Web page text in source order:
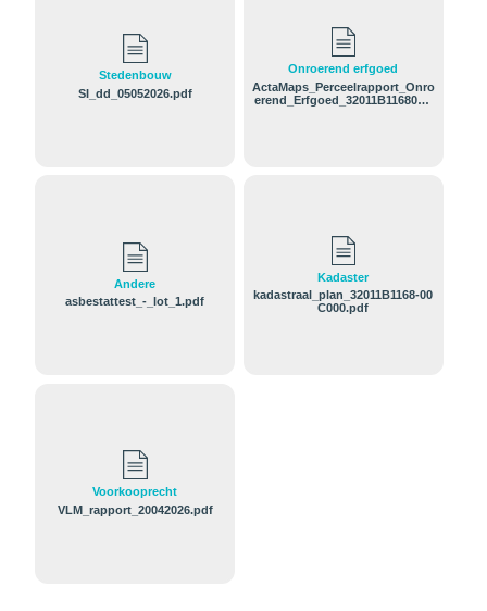
Stedenbouw
SI_dd_05052026.pdf
Onroerend erfgoed
ActaMaps_Perceelrapport_Onro
erend_Erfgoed_32011B116800C
Andere
asbestattest_-_lot_1.pdf
Kadaster
kadastraal_plan_32011B1168-00
C000.pdf
Voorkooprecht
VLM_rapport_20042026.pdf